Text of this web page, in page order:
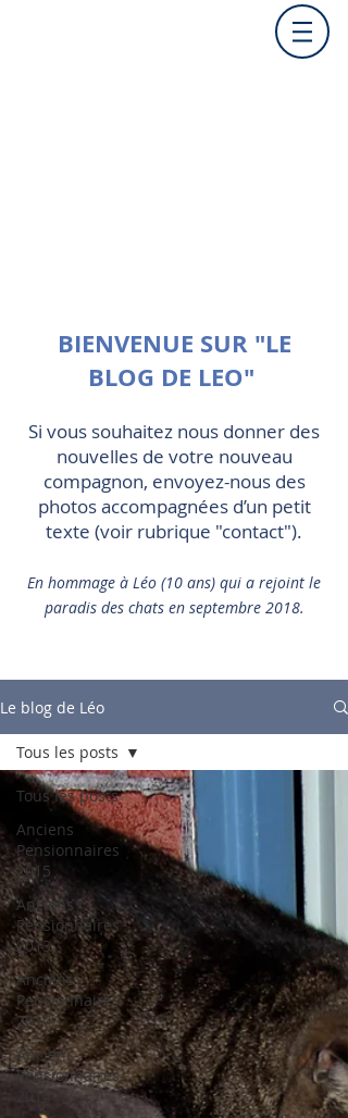
BIENVENUE SUR "LE
BLOG DE LEO"
Si vous souhaitez nous donner des
nouvelles de votre nouveau
compagnon, envoyez-nous des
photos accompagnées d’un petit
texte (voir rubrique "contact").
En hommage à Léo (10 ans) qui a rejoint le
paradis des chats en septembre 2018.
Le blog de Léo
Tous les posts
Anciens
Pensionnaires
2015
Anciens
Pensionnaires
2013
Anciens
Pensionnaires
2017
Anciens
Pensionnaires
2014
Tous les posts